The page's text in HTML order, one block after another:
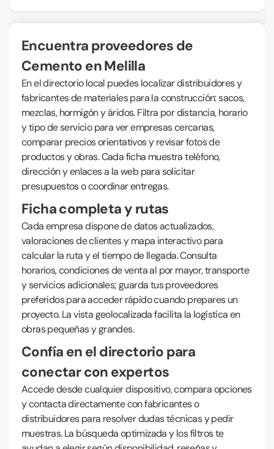
Encuentra proveedores de
Cemento en Melilla
En el directorio local puedes localizar distribuidores y
fabricantes de materiales para la construcción: sacos,
mezclas, hormigón y áridos. Filtra por distancia, horario
y tipo de servicio para ver empresas cercanas,
comparar precios orientativos y revisar fotos de
productos y obras. Cada ficha muestra teléfono,
dirección y enlaces a la web para solicitar
presupuestos o coordinar entregas.
Ficha completa y rutas
Cada empresa dispone de datos actualizados,
valoraciones de clientes y mapa interactivo para
calcular la ruta y el tiempo de llegada. Consulta
horarios, condiciones de venta al por mayor, transporte
y servicios adicionales; guarda tus proveedores
preferidos para acceder rápido cuando prepares un
proyecto. La vista geolocalizada facilita la logística en
obras pequeñas y grandes.
Confía en el directorio para
conectar con expertos
Accede desde cualquier dispositivo, compara opciones
y contacta directamente con fabricantes o
distribuidores para resolver dudas técnicas y pedir
muestras. La búsqueda optimizada y los filtros te